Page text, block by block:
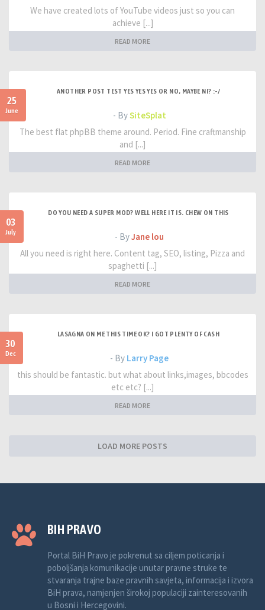
We have created lots of YouTube videos just so you can
achieve [...]
READ MORE
25
June
ANOTHER POST TEST YES YES YES OR NO, MAYBE NI? :-/
- BySiteSplat
The best flat phpBB theme around. Period. Fine craftmanship
and [...]
READ MORE
03
July
DO YOU NEED A SUPER MOD? WELL HERE IT IS. CHEW ON THIS
- ByJane lou
All you need is right here. Content tag, SEO, listing, Pizza and
spaghetti [...]
READ MORE
30
Dec
LASAGNA ON ME THIS TIME OK? I GOT PLENTY OF CASH
- By Larry Page
this should be fantastic. but what about links,images, bbcodes
etc etc? [...]
READ MORE
LOAD MORE POSTS
BIH PRAVO
Portal BiH Pravo je pokrenut sa ciljem poticanja i
poboljšanja komunikacije unutar pravne struke te
stvaranja trajne baze pravnih savjeta, informacija i izvora
BiH prava, namjenjen širokoj populaciji zainteresovanih
u Bosni i Hercegovini.